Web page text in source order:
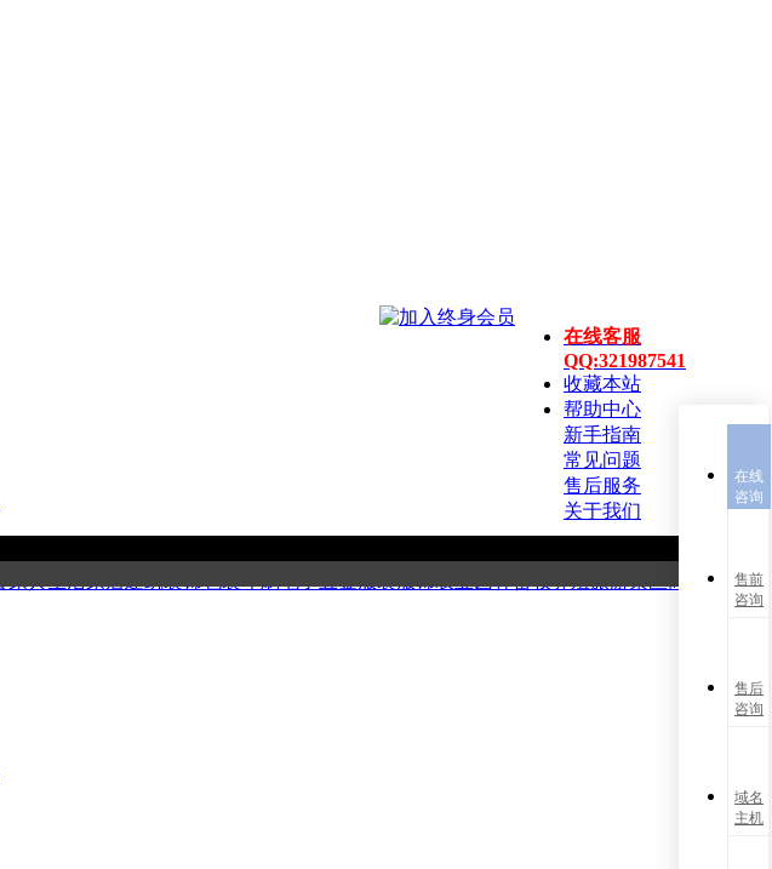
在线客服
QQ:321987541
收藏本站
帮助中心
新手指南
常见问题
售后服务
关于我们
商务服务
在线
咨询
售前
咨询
售后
咨询
域名
主机